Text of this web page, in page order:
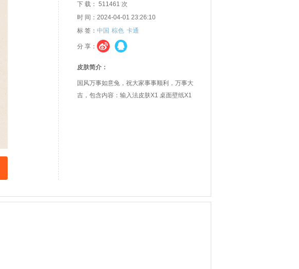
下 载： 511461 次
时 间：2024-04-01 23:26:10
标 签： 中国 棕色 卡通
分 享：
皮肤简介：
国风万事如意兔，祝大家事事顺利，万事大
吉，包含内容：输入法皮肤X1 桌面壁纸X1